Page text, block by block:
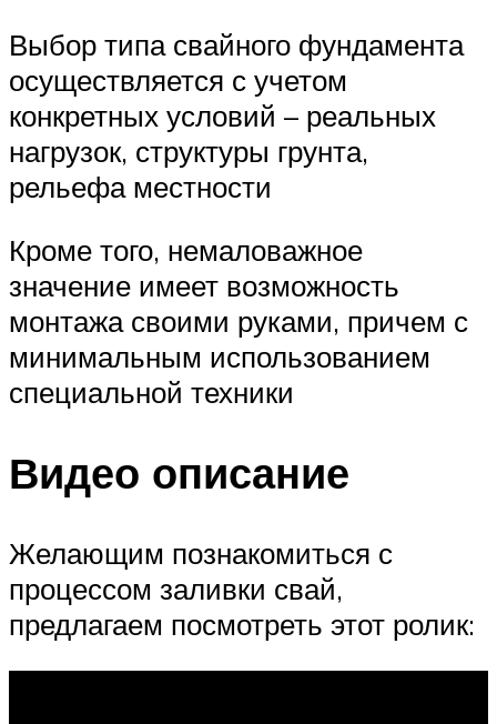
Выбор типа свайного фундамента
осуществляется с учетом
конкретных условий – реальных
нагрузок, структуры грунта,
рельефа местности
Кроме того, немаловажное
значение имеет возможность
монтажа своими руками, причем с
минимальным использованием
специальной техники
Видео описание
Желающим познакомиться с
процессом заливки свай,
предлагаем посмотреть этот ролик: